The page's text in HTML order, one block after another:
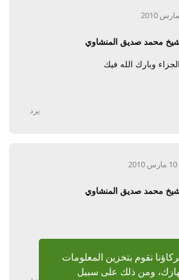
نقوم بتخزين المعلومات
ومن ذلك على سبيل
محمد صديق المنشاوي
وبارك الله فيك
يرد
10 مارس 2010
محمد صديق المنشاوي